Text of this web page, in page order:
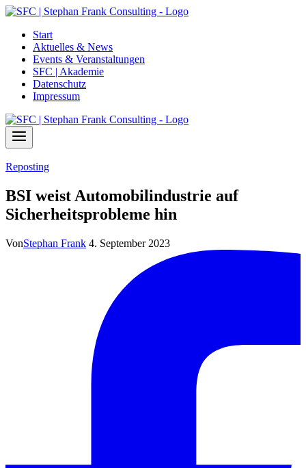
Zum
springenStart
Aktuelles & News
Events & Veranstaltungen
SFC | Akademie
Datenschutz
Impressum
Reposting
BSI weist Automobilindustrie auf
Sicherheitsprobleme hin
VonStephan Frank 4. September 2023